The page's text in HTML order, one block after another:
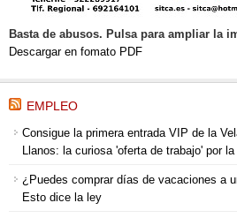
Basta de abusos. Pulsa para ampliar la
Descargar en fomato PDF
EMPLEO
Consigue la primera entrada VIP de la
Llanos: la curiosa 'oferta de trabajo' por
¿Puedes comprar días de vacaciones a
Esto dice la ley